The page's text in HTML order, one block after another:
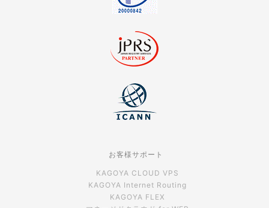
お客様サポート
KAGOYA CLOUD VPS
KAGOYA Internet Routing
KAGOYA FLEX